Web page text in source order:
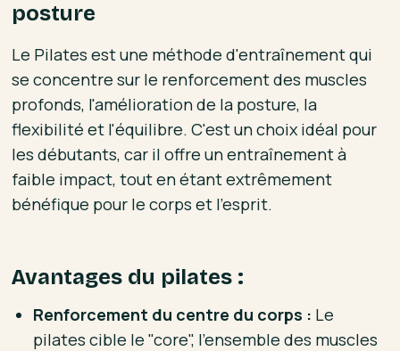
posture
Le Pilates est une méthode d'entraînement qui
se concentre sur le renforcement des muscles
profonds, l'amélioration de la posture, la
flexibilité et l'équilibre. C'est un choix idéal pour
les débutants, car il offre un entraînement à
faible impact, tout en étant extrêmement
bénéfique pour le corps et l'esprit.
Avantages du pilates :
Renforcement du centre du corps : Le
pilates cible le "core", l'ensemble des muscles